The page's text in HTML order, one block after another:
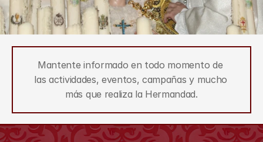
Mantente informado en todo momento de
las actividades, eventos, campañas y mucho
más que realiza la Hermandad.